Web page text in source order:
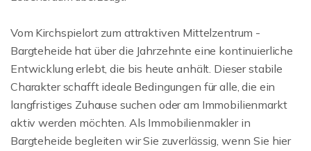
Vom Kirchspielort zum attraktiven Mittelzentrum -
Bargteheide hat über die Jahrzehnte eine kontinuierliche
Entwicklung erlebt, die bis heute anhält. Dieser stabile
Charakter schafft ideale Bedingungen für alle, die ein
langfristiges Zuhause suchen oder am Immobilienmarkt
aktiv werden möchten. Als Immobilienmakler in
Bargteheide begleiten wir Sie zuverlässig, wenn Sie hier